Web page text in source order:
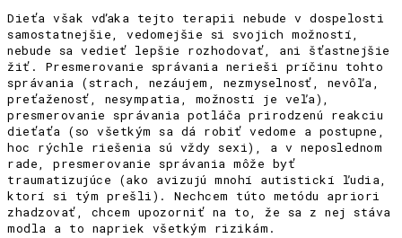
Dieťa však vďaka tejto terapii nebude v dospelosti
samostatnejšie, vedomejšie si svojich možností,
nebude sa vedieť lepšie rozhodovať, ani šťastnejšie
žiť. Presmerovanie správania nerieši príčinu tohto
správania (strach, nezáujem, nezmyselnosť, nevôľa,
preťaženosť, nesympatia, možností je veľa),
presmerovanie správania potláča prirodzenú reakciu
dieťaťa (so všetkým sa dá robiť vedome a postupne,
hoc rýchle riešenia sú vždy sexi), a v neposlednom
rade, presmerovanie správania môže byť
traumatizujúce (ako avizujú mnohí autistickí ľudia,
ktorí si tým prešli). Nechcem túto metódu apriori
zhadzovať, chcem upozorniť na to, že sa z nej stáva
modla a to napriek všetkým rizikám.